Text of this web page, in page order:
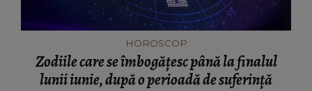
HOROSCOP
Zodiile care se îmbogățesc până la finalul
lunii iunie, după o perioadă de suferință